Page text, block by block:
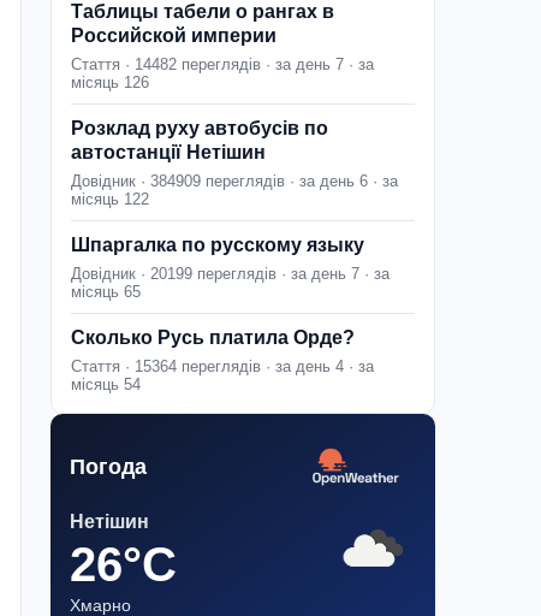
Таблицы табели о рангах в
Российской империи
Стаття · 14482 переглядів · за день 7 · за
місяць 126
Розклад руху автобусів по
автостанції Нетішин
Довідник · 384909 переглядів · за день 6 · за
місяць 122
Шпаргалка по русскому языку
Довідник · 20199 переглядів · за день 7 · за
місяць 65
Сколько Русь платила Орде?
Стаття · 15364 переглядів · за день 4 · за
місяць 54
Погода
Нетішин
26°C
Хмарно